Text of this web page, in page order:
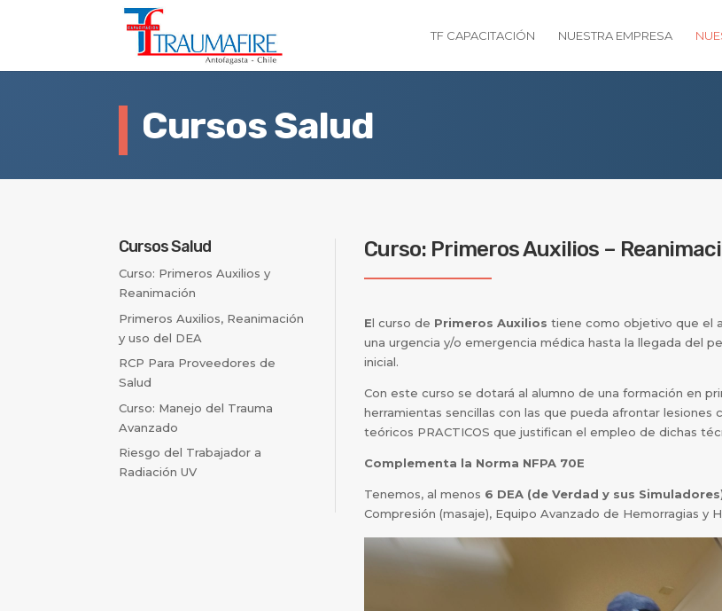
TF CAPACITACIÓN NUESTRA EMPRESA
Cursos Salud
Cursos Salud
Curso: Primeros Auxilios y
Reanimación
Primeros Auxilios, Reanimación
y uso del DEA
RCP Para Proveedores de
Salud
Curso: Manejo del Trauma
Avanzado
Riesgo del Trabajador a
Radiación UV
Curso: Primeros Auxilios –
El curso de Primeros Auxilios tiene como objetivo que el
una urgencia y/o emergencia médica hasta la llegada del
inicial.
Con este curso se dotará al alumno de una formación en
herramientas sencillas con las que pueda afrontar
teóricos PRACTICOS que justifican el empleo de dichas
Complementa la Norma NFPA 70E
Tenemos, al menos 6 DEA (de Verdad y sus
Compresión (masaje), Equipo Avanzado de Hemorragias y